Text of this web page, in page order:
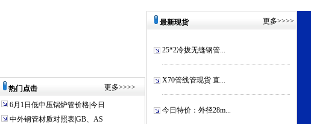
热门点击 更多>>>>
6月1日低中压锅炉管价格|今日
中外钢管材质对照表|GB、AS
最新现货 更多>>>>
25*2冷拔无缝钢管...
X70管线管现货 直...
今日特价：外径28m...